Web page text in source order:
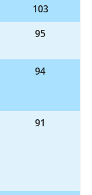
103
95
94
91